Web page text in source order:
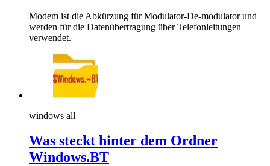
Modem ist die Abkürzung für Modulator-De-modulator und
werden für die Datenübertragung über Telefonleitungen
verwendet.
windows all
Was steckt hinter dem Ordner
Windows.BT